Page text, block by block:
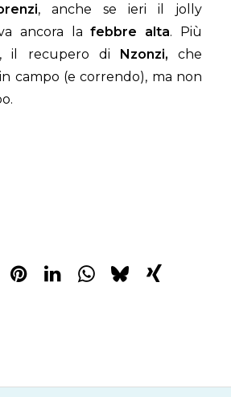
, anche se ieri il jolly
ancora lafebbre alta. Più
il recupero di Nzonzi, che
campo (e correndo), ma non